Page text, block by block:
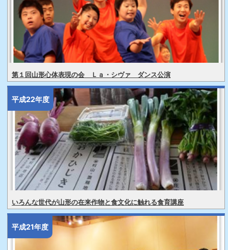
第１回山形心体表現の会 Ｌａ・シヴァ ダンス公演
平成22年度
いろんな世代が山形の在来作物と食文化に触れる食育講座
平成21年度